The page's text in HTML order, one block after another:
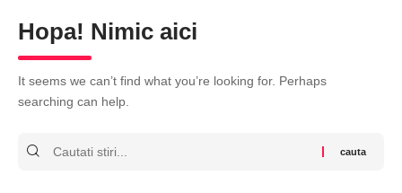
Hopa! Nimic aici
It seems we can’t find what you’re looking for. Perhaps
searching can help.